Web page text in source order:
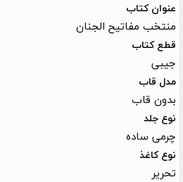
عنوان کتاب
منتخب مفاتیح الجنان
قطع کتاب
جیبی
مدل قاب
بدون قاب
نوع جلد
چرمی ساده
نوع کاغذ
تحریر